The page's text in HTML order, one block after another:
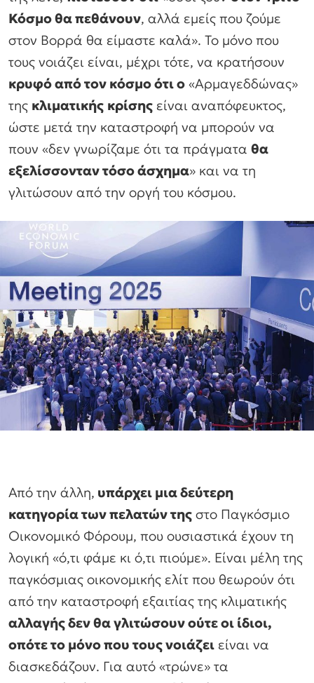
Κόσμο θα πεθάνουν, αλλά εμείς που ζούμε
στον Βορρά θα είμαστε καλά». Το μόνο που
τους νοιάζει είναι, μέχρι τότε, να κρατήσουν
κρυφό από τον κόσμο ότι ο «Αρμαγεδδώνας»
της κλιματικής κρίσης είναι αναπόφευκτος,
ώστε μετά την καταστροφή να μπορούν να
πουν «δεν γνωρίζαμε ότι τα πράγματα θα
εξελίσσονταν τόσο άσχημα» και να τη
γλιτώσουν από την οργή του κόσμου.
Από την άλλη, υπάρχει μια δεύτερη
κατηγορία των πελατών της στο Παγκόσμιο
Οικονομικό Φόρουμ, που ουσιαστικά έχουν τη
λογική «ό,τι φάμε κι ό,τι πιούμε». Είναι μέλη της
παγκόσμιας οικονομικής ελίτ που θεωρούν ότι
από την καταστροφή εξαιτίας της κλιματικής
αλλαγής δεν θα γλιτώσουν ούτε οι ίδιοι,
οπότε το μόνο που τους νοιάζει είναι να
διασκεδάζουν. Για αυτό «τρώνε» τα